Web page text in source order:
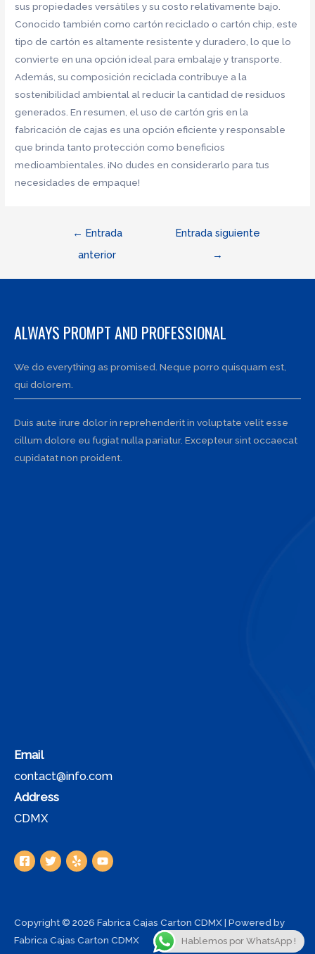
sus propiedades versátiles y su costo relativamente bajo.
Conocido también como cartón reciclado o cartón chip, este
tipo de cartón es altamente resistente y duradero, lo que lo
convierte en una opción ideal para embalaje y transporte.
Además, su composición reciclada contribuye a la
sostenibilidad ambiental al reducir la cantidad de residuos
generados. En resumen, el uso de cartón gris en la
fabricación de cajas es una opción eficiente y responsable
que brinda tanto protección como beneficios
medioambientales. ¡No dudes en considerarlo para tus
necesidades de empaque!
Navegación
← Entrada
anterior
Entrada siguiente
→
ALWAYS PROMPT AND PROFESSIONAL
We do everything as promised. Neque porro quisquam est,
qui dolorem.
Duis aute irure dolor in reprehenderit in voluptate velit esse
cillum dolore eu fugiat nulla pariatur. Excepteur sint occaecat
cupidatat non proident.
Email
contact@info.com
Address
CDMX
Copyright © 2026 Fabrica Cajas Carton CDMX | Powered by
Fabrica Cajas Carton CDMX
Hablemos por WhatsApp !